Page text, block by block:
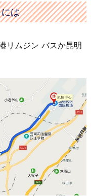
は
リムジン バスか昆明